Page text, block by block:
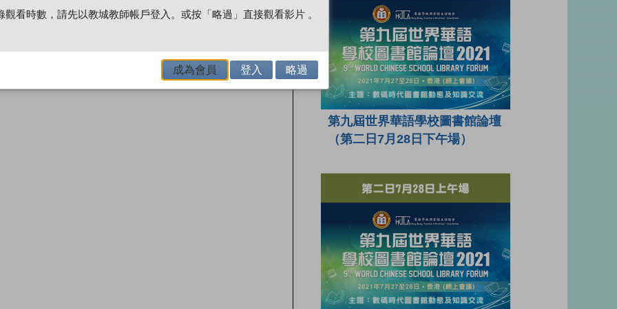
第九屆世界華語學校圖書館論壇
（第二日7月28日下午場）
觀看時數，請先以教城教師帳戶登入。或按「略過」直接觀看影片 。
成為會員 登入 略過